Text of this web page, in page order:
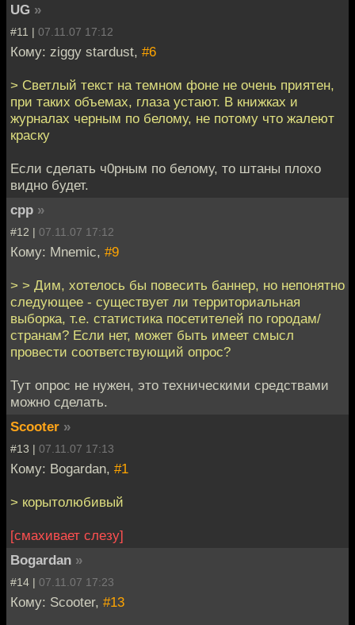
UG »
#11 | 07.11.07 17:12
Кому: ziggy stardust, #6
> Светлый текст на темном фоне не очень приятен,
при таких объемах, глаза устают. В книжках и
журналах черным по белому, не потому что жалеют
краску
Если сделать ч0рным по белому, то штаны плохо
видно будет.
cpp »
#12 | 07.11.07 17:12
Кому: Mnemic, #9
> > Дим, хотелось бы повесить баннер, но непонятно
следующее - существует ли территориальная
выборка, т.е. статистика посетителей по городам/
странам? Если нет, может быть имеет смысл
провести соответствующий опрос?
Тут опрос не нужен, это техническими средствами
можно сделать.
Scooter »
#13 | 07.11.07 17:13
Кому: Bogardan, #1
> корытолюбивый
[смахивает слезу]
Bogardan »
#14 | 07.11.07 17:23
Кому: Scooter, #13